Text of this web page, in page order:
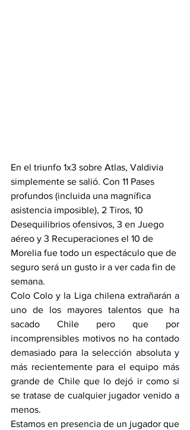
En el triunfo 1x3 sobre Atlas, Valdivia
simplemente se salió. Con 11 Pases
profundos (incluida una magnífica
asistencia imposible), 2 Tiros, 10
Desequilibrios ofensivos, 3 en Juego
aéreo y 3 Recuperaciones el 10 de
Morelia fue todo un espectáculo que de
seguro será un gusto ir a ver cada fin de
semana.
Colo Colo y la Liga chilena extrañarán a
uno de los mayores talentos que ha
sacado Chile pero que por
incomprensibles motivos no ha contado
demasiado para la selección absoluta y
más recientemente para el equipo más
grande de Chile que lo dejó ir como si
se tratase de cualquier jugador venido a
menos.
Estamos en presencia de un jugador que